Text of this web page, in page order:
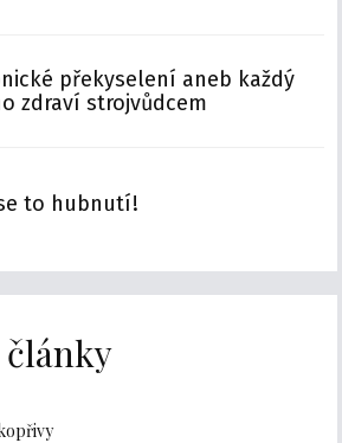
překyselení aneb každý
zdraví strojvůdcem
to hubnutí!
články